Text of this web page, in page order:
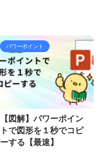
パワーポイント
2025/11/6
【図解】パワーポイン
トで図形を１秒でコピ
ーする【最速】